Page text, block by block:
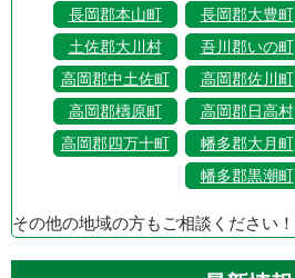
長岡郡本山町
長岡郡大豊町
土佐郡大川村
吾川郡いの町
高岡郡中土佐町
高岡郡佐川町
高岡郡檮原町
高岡郡日高村
高岡郡四万十町
幡多郡大月町
幡多郡黒潮町
その他の地域の方もご相談ください！